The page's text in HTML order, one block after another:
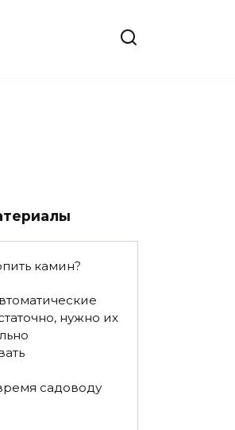
камин?
нужно их
садоводу